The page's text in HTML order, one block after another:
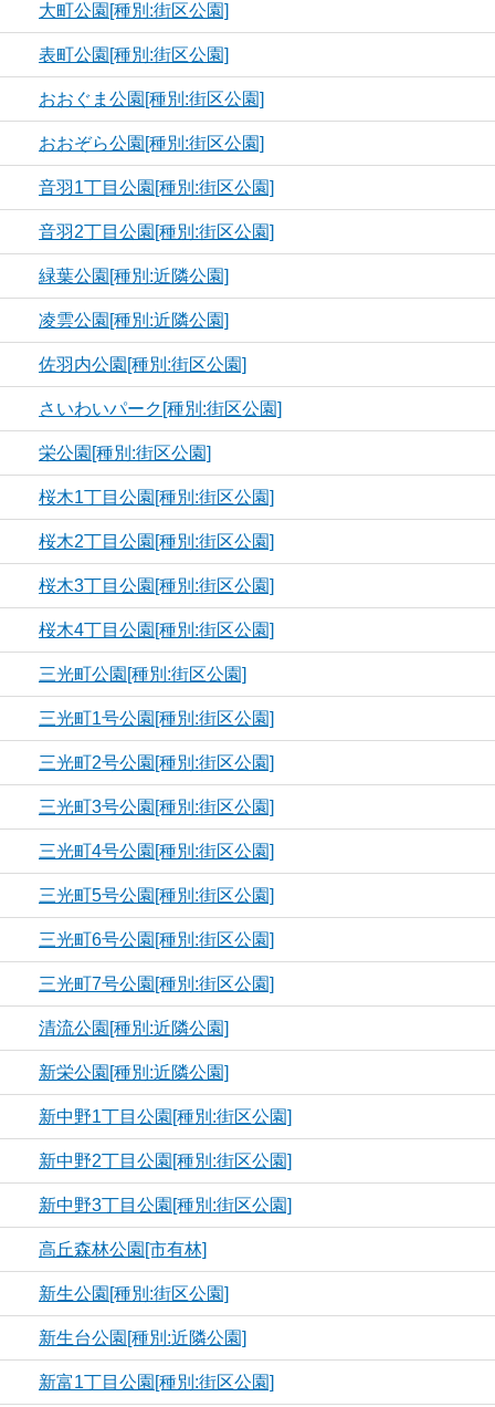
大町公園[種別:街区公園]
表町公園[種別:街区公園]
おおぐま公園[種別:街区公園]
おおぞら公園[種別:街区公園]
音羽1丁目公園[種別:街区公園]
音羽2丁目公園[種別:街区公園]
緑葉公園[種別:近隣公園]
凌雲公園[種別:近隣公園]
佐羽内公園[種別:街区公園]
さいわいパーク[種別:街区公園]
栄公園[種別:街区公園]
桜木1丁目公園[種別:街区公園]
桜木2丁目公園[種別:街区公園]
桜木3丁目公園[種別:街区公園]
桜木4丁目公園[種別:街区公園]
三光町公園[種別:街区公園]
三光町1号公園[種別:街区公園]
三光町2号公園[種別:街区公園]
三光町3号公園[種別:街区公園]
三光町4号公園[種別:街区公園]
三光町5号公園[種別:街区公園]
三光町6号公園[種別:街区公園]
三光町7号公園[種別:街区公園]
清流公園[種別:近隣公園]
新栄公園[種別:近隣公園]
新中野1丁目公園[種別:街区公園]
新中野2丁目公園[種別:街区公園]
新中野3丁目公園[種別:街区公園]
高丘森林公園[市有林]
新生公園[種別:街区公園]
新生台公園[種別:近隣公園]
新富1丁目公園[種別:街区公園]